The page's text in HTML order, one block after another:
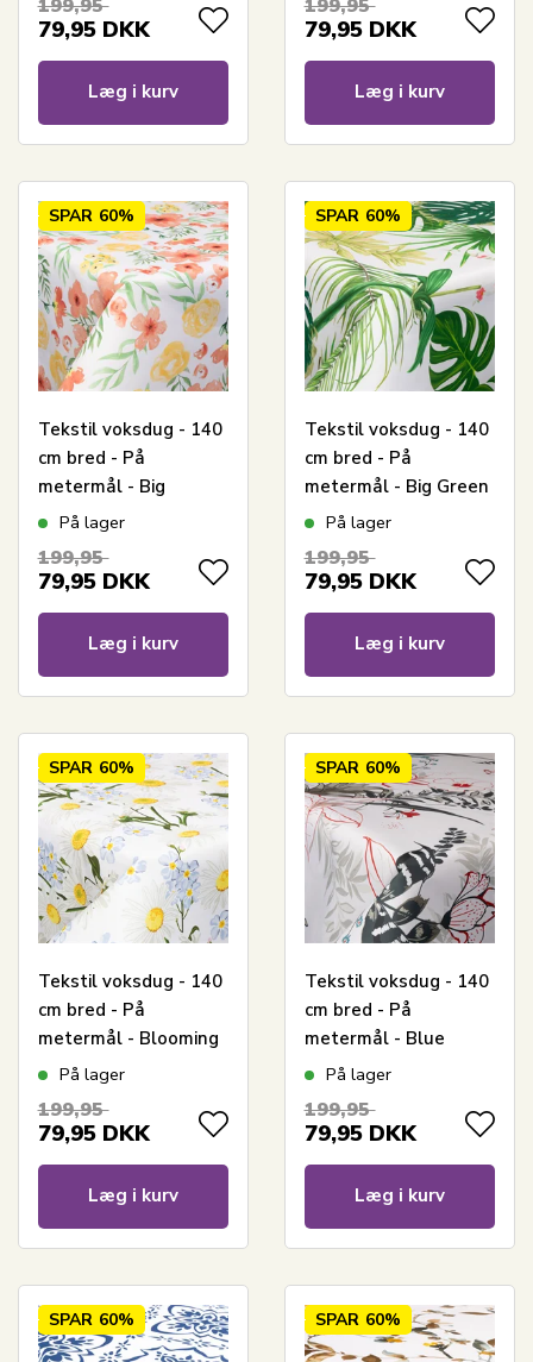
199,95
79,95 DKK
Læg i kurv
akrylbelægning
199,95
79,95 DKK
Læg i kurv
SPAR 60%
Tekstil voksdug - 140
cm bred - På
metermål - Big
Flower Multi -
akrylbelægning
På lager
199,95
79,95 DKK
Læg i kurv
SPAR 60%
Tekstil voksdug - 140
cm bred - På
metermål - Big Green
Leaves - Voksdug
På lager
199,95
79,95 DKK
Læg i kurv
SPAR 60%
Tekstil voksdug - 140
cm bred - På
metermål - Blooming
Daisies - Voksdug
På lager
199,95
79,95 DKK
Læg i kurv
SPAR 60%
Tekstil voksdug - 140
cm bred - På
metermål - Blue
Branches - Voksdug
På lager
199,95
79,95 DKK
Læg i kurv
SPAR 60% SPAR 60%